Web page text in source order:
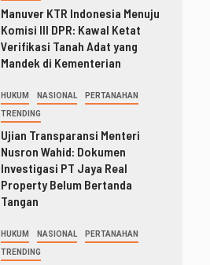
Manuver KTR Indonesia Menuju
Komisi III DPR: Kawal Ketat
Verifikasi Tanah Adat yang
Mandek di Kementerian
HUKUM NASIONAL PERTANAHAN
TRENDING
Ujian Transparansi Menteri
Nusron Wahid: Dokumen
Investigasi PT Jaya Real
Property Belum Bertanda
Tangan
HUKUM NASIONAL PERTANAHAN
TRENDING